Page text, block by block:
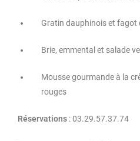
Gratin dauphinois et fagot
Brie, emmental et salade
Mousse gourmande à la
rouges
Réservations : 03.29.57.37.74